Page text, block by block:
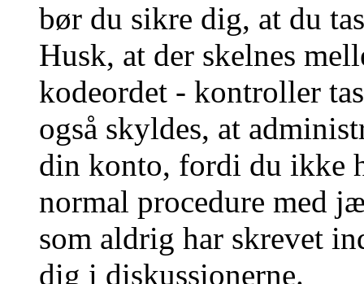
bør du sikre dig, at du
Husk, at der skelnes
kodeordet - kontroller
også skyldes, at
din konto, fordi du ikke
normal procedure med
som aldrig har skrevet
dig i diskussionerne.